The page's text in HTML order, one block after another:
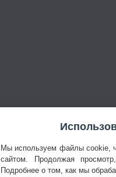
Мы используем файлы cookie,
сайтом. Продолжая
Подробнее о том, как мы